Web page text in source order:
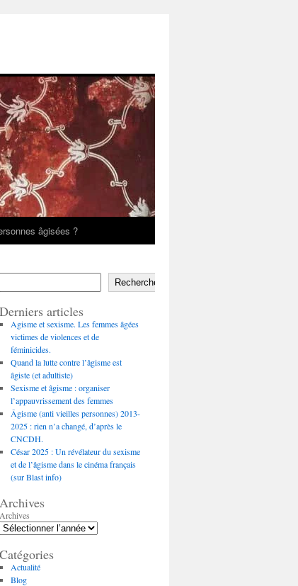
âgisées ?
Rechercher
Derniers articles
Agisme et sexisme. Les femmes âgées
victimes de violences et de
féminicides.
Quand la lutte contre l’âgisme est
âgiste (et adultiste)
Sexisme et âgisme : organiser
l’appauvrissement des femmes
Âgisme (anti vieilles personnes) 2013-
2025 : rien n’a changé, d’après le
CNCDH.
César 2025 : Un révélateur du sexisme
et de l’âgisme dans le cinéma français
(sur Blast info)
Archives
Archives
Catégories
Actualité
Blog